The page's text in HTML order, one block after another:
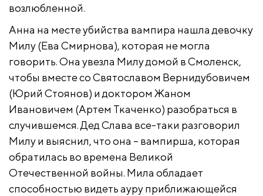
возлюбленной.
Анна на месте убийства вампира нашла девочку
Милу (Ева Смирнова), которая не могла
говорить. Она увезла Милу домой в Смоленск,
чтобы вместе со Святославом Вернидубовичем
(Юрий Стоянов) и доктором Жаном
Ивановичем (Артем Ткаченко) разобраться в
случившемся. Дед Слава все-таки разговорил
Милу и выяснил, что она – вампирша, которая
обратилась во времена Великой
Отечественной войны. Мила обладает
способностью видеть ауру приближающейся